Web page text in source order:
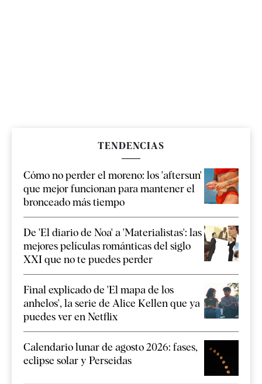
TENDENCIAS
Cómo no perder el moreno: los 'aftersun'
que mejor funcionan para mantener el
bronceado más tiempo
De 'El diario de Noa' a 'Materialistas': las
mejores películas románticas del siglo
XXI que no te puedes perder
Final explicado de 'El mapa de los
anhelos', la serie de Alice Kellen que ya
puedes ver en Netflix
Calendario lunar de agosto 2026: fases,
eclipse solar y Perseidas